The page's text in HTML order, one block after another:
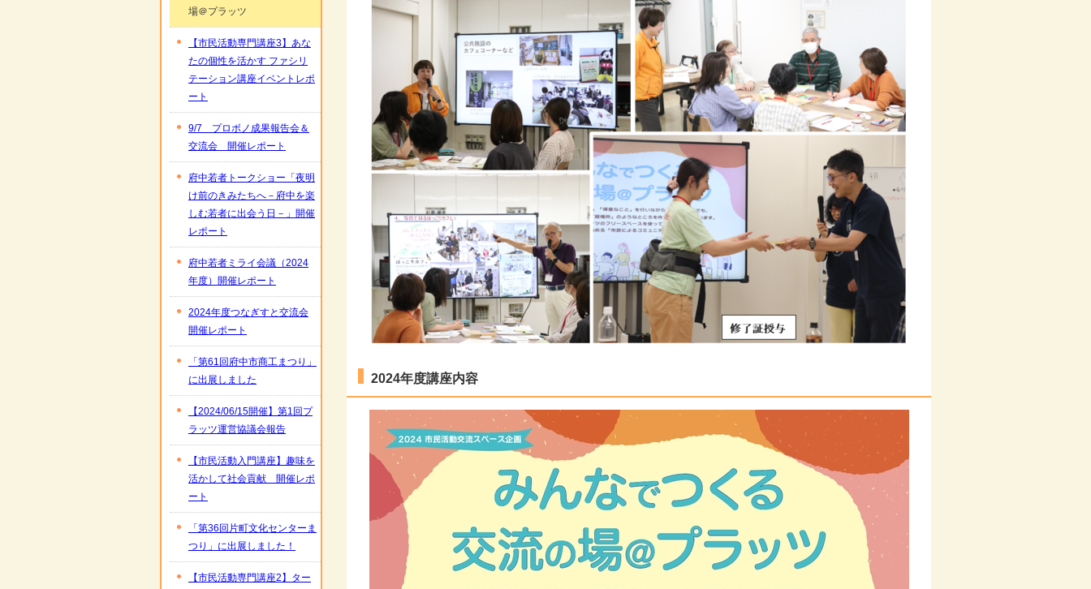
2024年度講座内容
場＠プラッツ
【市民活動専門講座3】あな
たの個性を活かす ファシリ
テーション講座イベントレポ
ート
9/7 プロボノ成果報告会＆
交流会 開催レポート
府中若者トークショー「夜明
け前のきみたちへ－府中を楽
しむ若者に出会う日－」開催
レポート
府中若者ミライ会議（2024
年度）開催レポート
2024年度つなぎすと交流会
開催レポート
「第61回府中市商工まつり」
に出展しました
【2024/06/15開催】第1回プ
ラッツ運営協議会報告
【市民活動入門講座】趣味を
活かして社会貢献 開催レポ
ート
「第36回片町文化センターま
つり」に出展しました！
【市民活動専門講座2】ター